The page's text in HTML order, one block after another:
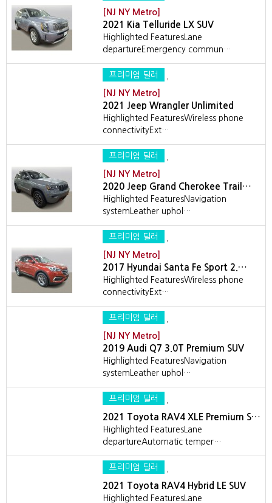
[NJ NY Metro]
2021 Kia Telluride LX SUV
Highlighted FeaturesLane
departureEmergency commun…
프리미엄 딜러
[NJ NY Metro]
2021 Jeep Wrangler Unlimited
Highlighted FeaturesWireless phone
connectivityExt…
프리미엄 딜러
[NJ NY Metro]
2020 Jeep Grand Cherokee Trail…
Highlighted FeaturesNavigation
systemLeather uphol…
프리미엄 딜러
[NJ NY Metro]
2017 Hyundai Santa Fe Sport 2.…
Highlighted FeaturesWireless phone
connectivityExt…
프리미엄 딜러
[NJ NY Metro]
2019 Audi Q7 3.0T Premium SUV
Highlighted FeaturesNavigation
systemLeather uphol…
프리미엄 딜러
2021 Toyota RAV4 XLE Premium S…
Highlighted FeaturesLane
departureAutomatic temper…
프리미엄 딜러
2021 Toyota RAV4 Hybrid LE SUV
Highlighted FeaturesLane